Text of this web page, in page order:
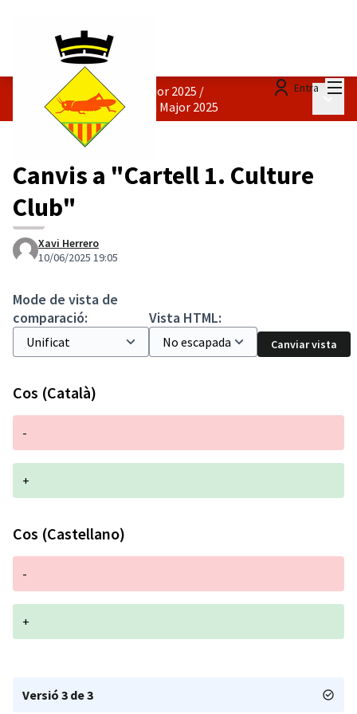
Entra
Concurs Cartells Festa Major 2025 /
Propostes cartell de Festa Major 2025
Canvis a "Cartell 1. Culture
Club"
Xavi Herrero
10/06/2025 19:05
Mode de vista de
comparació:
Vista HTML:
Canviar vista
Cos (Català)
-
+
Cos (Castellano)
-
+
Versió 3 de 3